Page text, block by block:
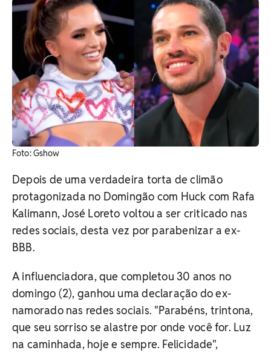
Foto: Gshow
Depois de uma verdadeira torta de climão
protagonizada no Domingão com Huck com Rafa
Kalimann, José Loreto voltou a ser criticado nas
redes sociais, desta vez por parabenizar a ex-
BBB.
A influenciadora, que completou 30 anos no
domingo (2), ganhou uma declaração do ex-
namorado nas redes sociais. "Parabéns, trintona,
que seu sorriso se alastre por onde você for. Luz
na caminhada, hoje e sempre. Felicidade",